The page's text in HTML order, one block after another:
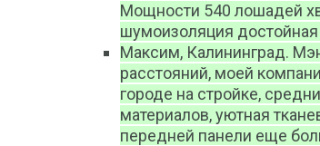
Мощности 540 лошадей
шумоизоляция
Максим, Калининград.
расстояний, моей
городе на стройке,
материалов, уютная
передней панели еще